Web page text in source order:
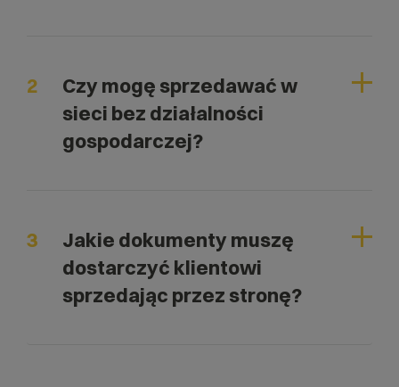
2
Czy mogę sprzedawać w
sieci bez działalności
gospodarczej?
3
Jakie dokumenty muszę
dostarczyć klientowi
sprzedając przez stronę?